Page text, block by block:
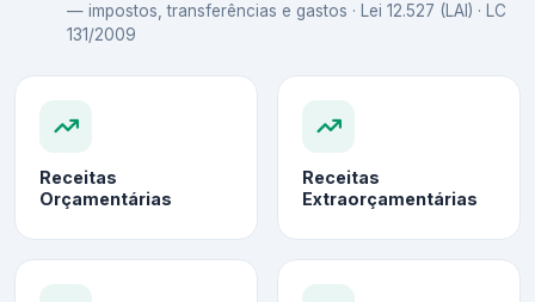
— impostos, transferências e gastos · Lei 12.527 (LAI) · LC
131/2009
Receitas
Orçamentárias
Receitas
Extraorçamentárias